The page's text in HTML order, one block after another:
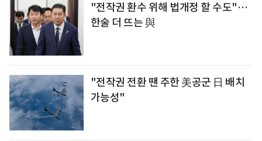
"전작권 환수 위해 법개정 할 수도"…
한술 더 뜨는 與
"전작권 전환 땐 주한 美공군 日 배치
가능성"